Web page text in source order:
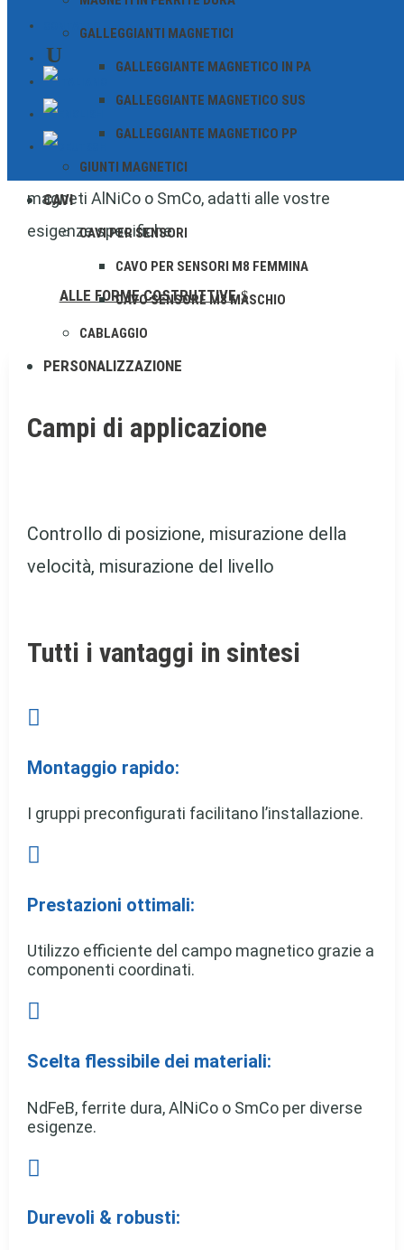
CONTATTOGALLEGGIANTI MAGNETICI
GALLEGGIANTE MAGNETICO IN PA
GALLEGGIANTE MAGNETICO SUS
GALLEGGIANTE MAGNETICO PP
GIUNTI MAGNETICI
CAVI
CAVI PER SENSORI
CAVO PER SENSORI M8 FEMMINA
CAVO SENSORE M8 MASCHIO
CABLAGGIO
PERSONALIZZAZIONE
non magnetici, il che semplifica notevolmente
l’installazione. La nostra gamma comprende
sistemi magnetici in custodie tubolari, a flangia
e cilindriche, dotati di potenti magneti NdFeB o
in ferrite dura. Su richiesta, forniamo anche
magneti AlNiCo o SmCo, adatti alle vostre
esigenze specifiche.
ALLE FORME COSTRUTTIVE
Campi di applicazione
Controllo di posizione, misurazione della
velocità, misurazione del livello
Tutti i vantaggi in sintesi

Montaggio rapido:
I gruppi preconfigurati facilitano l’installazione.

Prestazioni ottimali:
Utilizzo efficiente del campo magnetico grazie a
componenti coordinati.

Scelta flessibile dei materiali:
NdFeB, ferrite dura, AlNiCo o SmCo per diverse
esigenze.

Durevoli & robusti: